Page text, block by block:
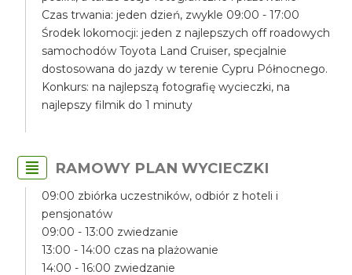
Czas trwania: jeden dzień, zwykle 09:00 - 17:00
Środek lokomocji: jeden z najlepszych off roadowych
samochodów Toyota Land Cruiser, specjalnie
dostosowana do jazdy w terenie Cypru Północnego.
Konkurs: na najlepszą fotografię wycieczki, na
najlepszy filmik do 1 minuty
RAMOWY PLAN WYCIECZKI
09:00 zbiórka uczestników, odbiór z hoteli i
pensjonatów
09:00 - 13:00 zwiedzanie
13:00 - 14:00 czas na plażowanie
14:00 - 16:00 zwiedzanie